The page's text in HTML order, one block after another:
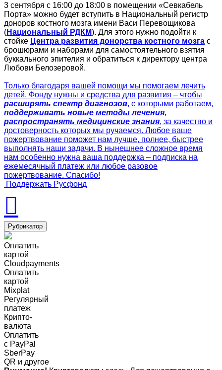
3 сентября с 16:00 до 18:00 в помещении «Севкабель
Порта» можно будет вступить в Национальный регистр
доноров костного мозга имени Васи Перевощикова
(Национальный РДКМ). Для этого нужно подойти к
стойке Центра развития донорства костного мозга с
брошюрами и наборами для самостоятельного взятия
буккального эпителия и обратиться к директору центра
Любови Белозеровой.
Только благодаря вашей помощи мы помогаем лечить
детей. Фонду нужны и средства для развития – чтобы
расширять спектр диагнозов, с которыми работаем,
поддерживать новые методы лечения,
распространять медицинские знания, за качество и
достоверность которых мы ручаемся. Любое ваше
пожертвование поможет нам лучше, полнее, быстрее
выполнять наши задачи. В нынешнее сложное время
нам особенно нужна ваша поддержка – подписка на
ежемесячный платеж или любое разовое
пожертвование. Спасибо!
Поддержать Русфонд
Рубрикатор
Оплатить
картой
Cloudpayments
Оплатить
картой
Mixplat
Регулярный
платеж
Крипто-
валюта
Оплатить
c PayPal
SberPay
QR и другое